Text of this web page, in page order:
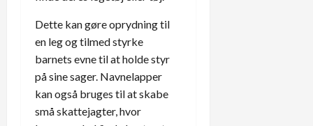
Dette kan gøre oprydning til
en leg og tilmed styrke
barnets evne til at holde styr
på sine sager. Navnelapper
kan også bruges til at skabe
små skattejagter, hvor